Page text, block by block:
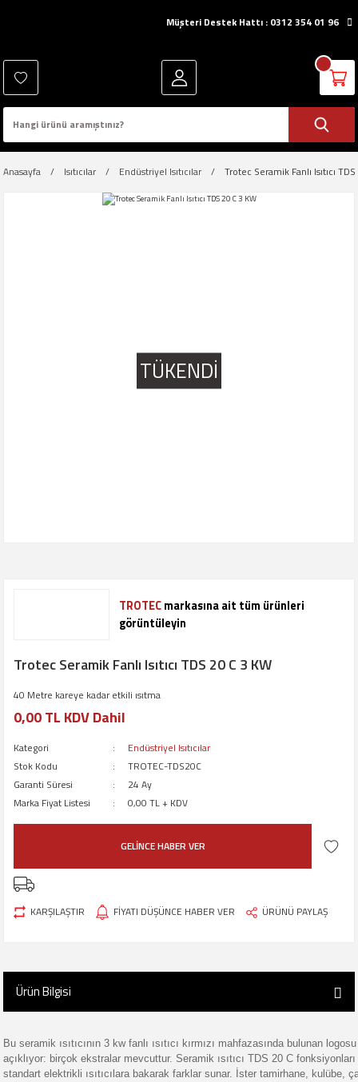
Müşteri Destek Hattı : 0312 354 01 96
Anasayfa Isıtıcılar Endüstriyel Isıtıcılar Trotec Seramik Fanlı Isıtıcı
TÜKENDİ
TROTECmarkasına ait tüm ürünleri
görüntüleyin
Trotec Seramik Fanlı Isıtıcı TDS 20 C 3 KW
40 Metre kareye kadar etkili ısıtma
0,00 TL KDV Dahil
Kategori
Endüstriyel Isıtıcılar
Stok Kodu
TROTEC-TDS20C
Garanti Süresi
24 Ay
Marka Fiyat Listesi
0,00 TL + KDV
GELİNCE HABER VER
KARŞILAŞTIR FİYATI DÜŞÜNCE HABER VER ÜRÜNÜ PAYLAŞ
Ürün Bilgisi
Bu seramik ısıtıcının 3 kw fanlı ısıtıcı kırmızı mahfazasında bulunan
açıklıyor: birçok ekstralar mevcuttur. Seramik ısıtıcı TDS 20 C
standart elektrikli ısıtıcılara bakarak farklar sunar. İster tamirhane, kulübe,